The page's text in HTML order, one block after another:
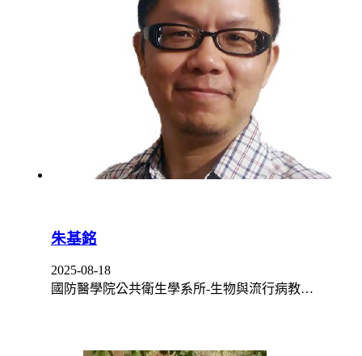
朱基銘
2025-08-18
國防醫學院公共衛生學系所-生物與流行病教…